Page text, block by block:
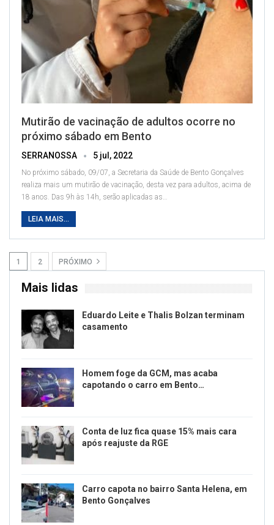
Mutirão de vacinação de adultos ocorre no
próximo sábado em Bento
SERRANOSSA 5 jul, 2022
No próximo sábado, 09/07, a Secretaria da Saúde de Bento Gonçalves
realiza mais um mutirão de vacinação, desta vez para adultos, acima de
18 anos. Das 9h às 14h, serão aplicadas as…
LEIA MAIS...
1 2 PRÓXIMO
Mais lidas
Eduardo Leite e Thalis Bolzan terminam
casamento
Homem foge da GCM, mas acaba
capotando o carro em Bento…
Conta de luz fica quase 15% mais cara
após reajuste da RGE
Carro capota no bairro Santa Helena, em
Bento Gonçalves